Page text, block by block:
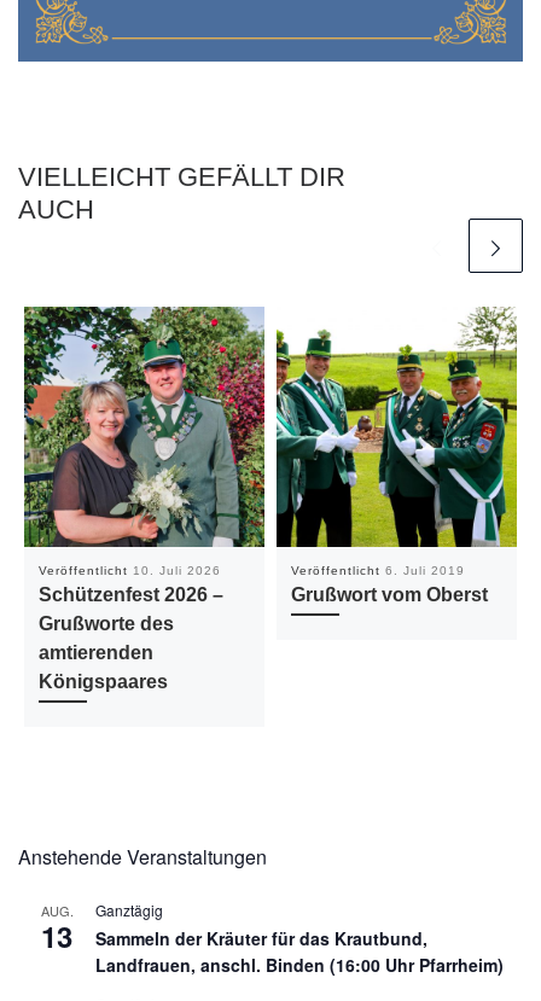
VIELLEICHT GEFÄLLT DIR
AUCH
Veröffentlicht 10. Juli 2026
Schützenfest 2026 –
Grußworte des
amtierenden
Königspaares
Veröffentlicht 6. Juli 2019
Grußwort vom Oberst
Anstehende Veranstaltungen
AUG.
13
Ganztägig
Sammeln der Kräuter für das Krautbund,
Landfrauen, anschl. Binden (16:00 Uhr Pfarrheim)